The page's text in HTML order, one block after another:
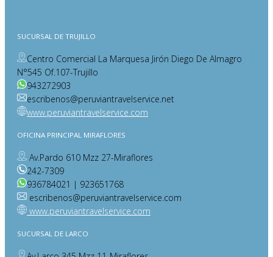
SUCURSAL DE TRUJILLO
Centro Comercial La Marquesa Jirón Diego De Almagro
N°545 Of.107-Trujillo
943272903
escribenos@peruviantravelservice.net
www.peruviantravelservice.com
OFICINA PRINCIPAL MIRAFLORES
Av.Pardo 610 Mzz 27-Miraflores
242-7309
936784021 | 923651768
escribenos@peruviantravelservice.com
www.peruviantravelservice.com
SUCURSAL DE LARCO